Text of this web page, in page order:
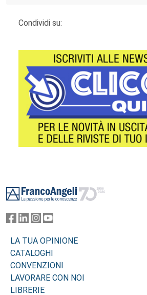
Condividi su:
LA TUA OPINIONE
CATALOGHI
CONVENZIONI
LAVORARE CON NOI
LIBRERIE